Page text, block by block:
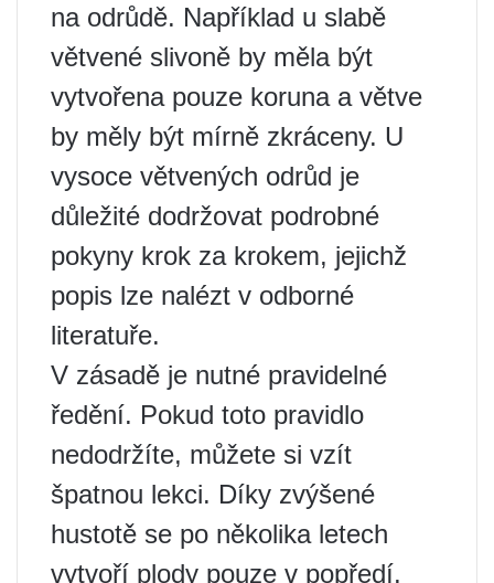
na odrůdě. Například u slabě
větvené slivoně by měla být
vytvořena pouze koruna a větve
by měly být mírně zkráceny. U
vysoce větvených odrůd je
důležité dodržovat podrobné
pokyny krok za krokem, jejichž
popis lze nalézt v odborné
literatuře.
V zásadě je nutné pravidelné
ředění. Pokud toto pravidlo
nedodržíte, můžete si vzít
špatnou lekci. Díky zvýšené
hustotě se po několika letech
vytvoří plody pouze v popředí.